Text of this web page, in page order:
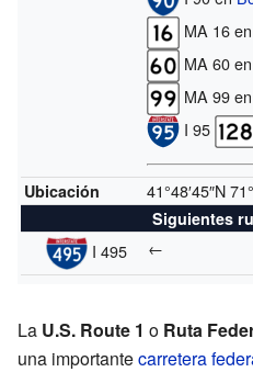
MA 16
MA 60 en
MA 99
I 95
Ubicación 41°48′45″N
Siguientes
I 495 ←
La U.S. Route 1 o Ruta
una importantecarretera